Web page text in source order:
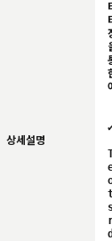
상세설명